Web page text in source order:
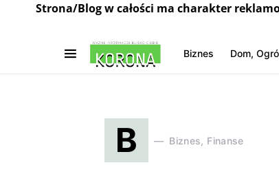
Strona/Blog w całości ma charakter
Biznes Dom,
B Biznes, Finanse